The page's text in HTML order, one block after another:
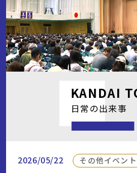
KANDAI
日常の出来事
2026/05/22 その他イベント